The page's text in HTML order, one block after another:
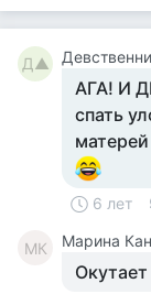
Д▲
АГА! И
спать
6 лет
МК Марина